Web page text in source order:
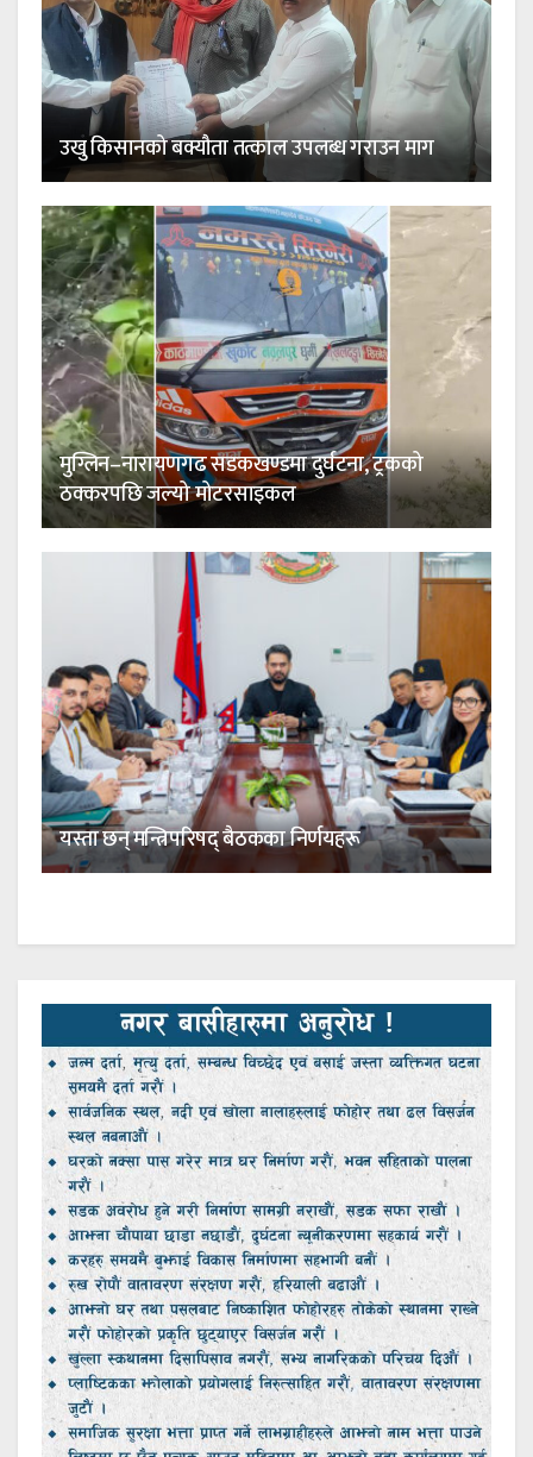
उखु किसानको बक्यौता तत्काल उपलब्ध गराउन माग
मुग्लिन–नारायणगढ सडकखण्डमा दुर्घटना, ट्रकको
ठक्करपछि जल्यो मोटरसाइकल
यस्ता छन् मन्त्रिपरिषद् बैठकका निर्णयहरू